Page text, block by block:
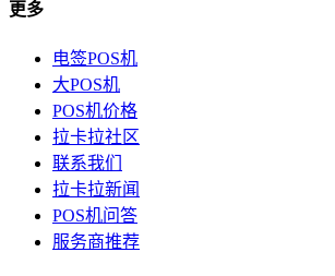
更多
电签POS机
大POS机
POS机价格
拉卡拉社区
联系我们
拉卡拉新闻
POS机问答
服务商推荐